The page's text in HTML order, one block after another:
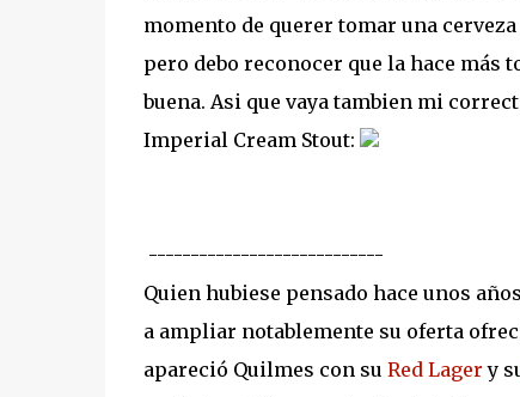
momento de querer tomar una
pero debo reconocer que la hace más
buena. Asi que vaya tambien mi
Imperial Cream Stout:
----------------------------
Quien hubiese pensado hace unos
a ampliar notablemente su oferta
apareció Quilmes con su Red Lager y